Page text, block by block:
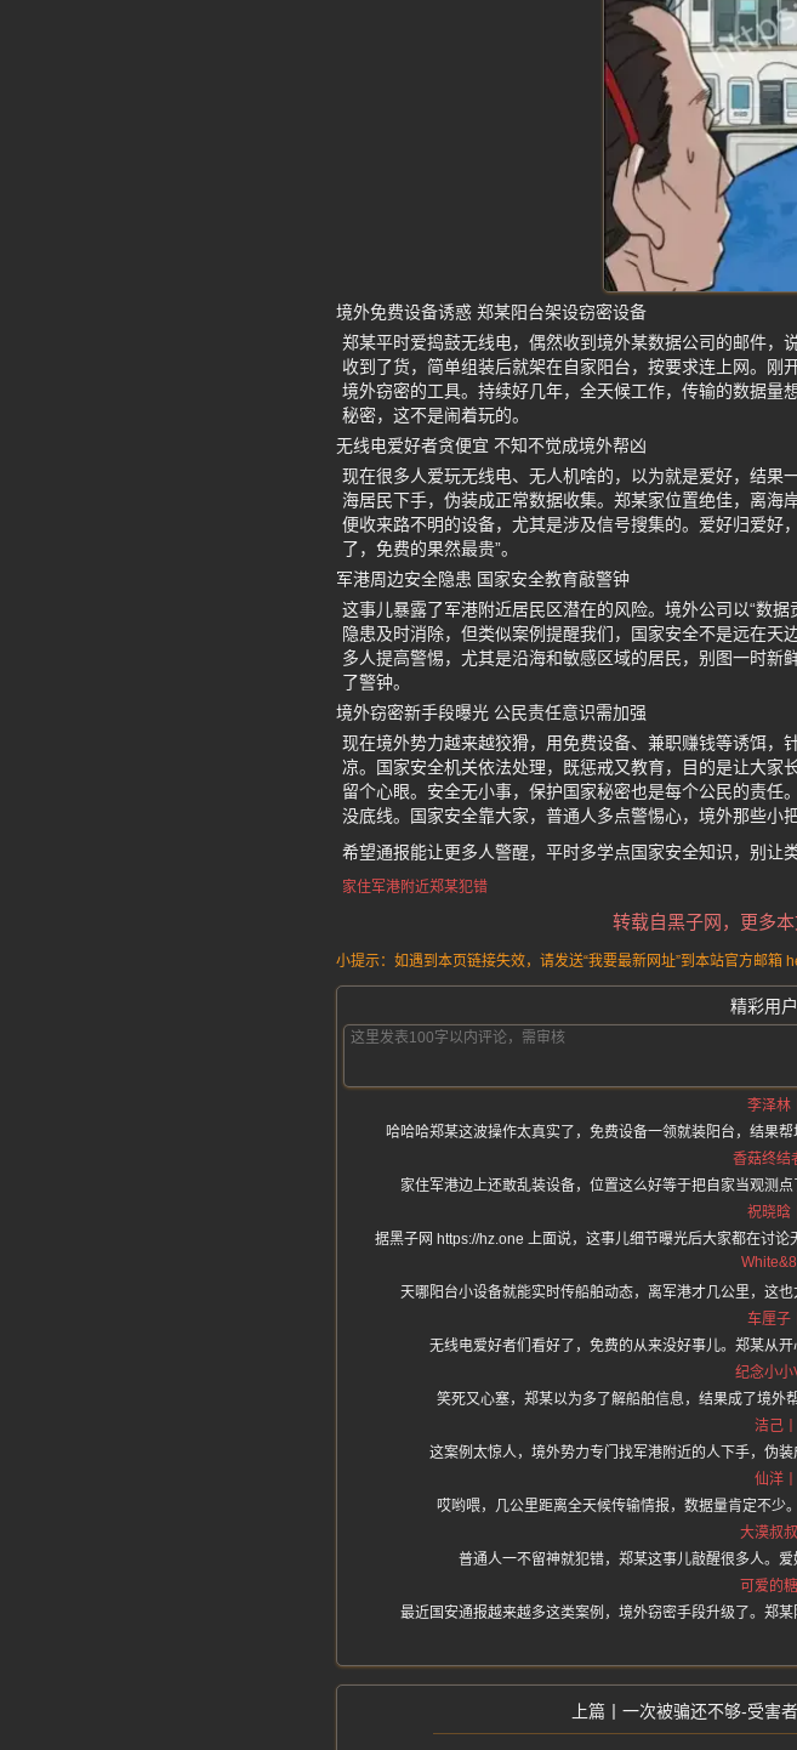
境外免费设备诱惑 郑某阳台架设窃密设备
郑某平时爱捣鼓无线电，偶然收到境外某数据公司的邮件
收到了货，简单组装后就架在自家阳台，按要求连上网。
境外窃密的工具。持续好几年，全天候工作，传输的数据量
秘密，这不是闹着玩的。
无线电爱好者贪便宜 不知不觉成境外帮凶
现在很多人爱玩无线电、无人机啥的，以为就是爱好，结
海居民下手，伪装成正常数据收集。郑某家位置绝佳，离
便收来路不明的设备，尤其是涉及信号搜集的。爱好归爱好
了，免费的果然最贵”。
军港周边安全隐患 国家安全教育敲警钟
这事儿暴露了军港附近居民区潜在的风险。境外公司以“数
隐患及时消除，但类似案例提醒我们，国家安全不是远在
多人提高警惕，尤其是沿海和敏感区域的居民，别图一时
了警钟。
境外窃密新手段曝光 公民责任意识需加强
现在境外势力越来越狡猾，用免费设备、兼职赚钱等诱饵，
凉。国家安全机关依法处理，既惩戒又教育，目的是让大家
留个心眼。安全无小事，保护国家秘密也是每个公民的责
没底线。国家安全靠大家，普通人多点警惕心，境外那些小
希望通报能让更多人警醒，平时多学点国家安全知识，别让
家住军港附近郑某犯错
转载自黑子网，更多
小提示：如遇到本页链接失效，请发送“我要最新网址”到本站官方邮箱
精彩用
李泽林
哈哈哈郑某这波操作太真实了，免费设备一领就装阳台，结果
香菇终结
家住军港边上还敢乱装设备，位置这么好等于把自家当观测
祝晓晗
据黑子网 https://hz.one 上面说，这事儿细节曝光后大家都在讨
White&8
天哪阳台小设备就能实时传船舶动态，离军港才几公里，这
车厘子
无线电爱好者们看好了，免费的从来没好事儿。郑某从
纪念小小
笑死又心塞，郑某以为多了解船舶信息，结果成了境外
洁己
这案例太惊人，境外势力专门找军港附近的人下手，伪
仙洋
哎哟喂，几公里距离全天候传输情报，数据量肯定不少
大漠叔叔
普通人一不留神就犯错，郑某这事儿敲醒很多人。
可爱的糖
最近国安通报越来越多这类案例，境外窃密手段升级了。郑
一次被骗还不够-受害